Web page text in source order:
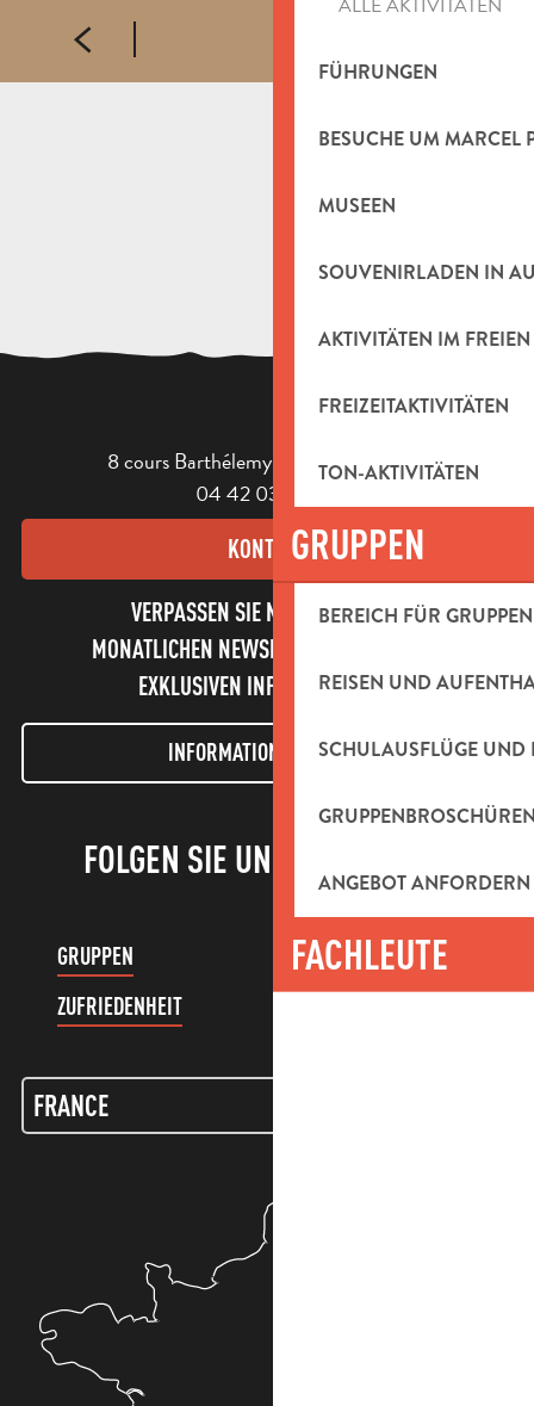
ALLE AKTIVITÄTEN
FÜHRUNGEN
BESUCHE UM MARCEL
MUSEEN
SOUVENIRLADEN IN
AKTIVITÄTEN IM FREIEN
FREIZEITAKTIVITÄTEN
TON-AKTIVITÄTEN
GRUPPEN
BEREICH FÜR GRUPPEN
REISEN UND
SCHULAUSFLÜGE UND
ANGEBOT ANFORDERN
FACHLEUTE
Atelier Meva
Fabrikart Céramiques - Véronique Ledoux
Les mains dans l'argile - Magali Scali
8 cours Barthélemy - 13400 Aubagne
04 42 03 49 98
KONTAKT
VERPASSEN SIE NICHT UNSEREN
MONATLICHEN NEWSLETTER UND UNSERE
EXKLUSIVEN INFORMATIONEN!
INFORMATIONEN LETTER
FOLGEN SIE UNS!
GRUPPEN
KUNDENKONTO
ZUFRIEDENHEIT